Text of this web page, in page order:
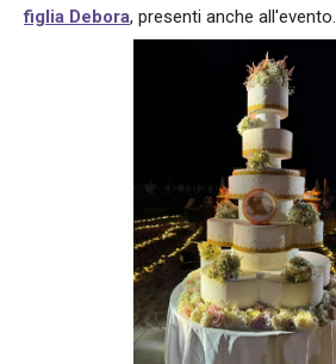
figlia Debora, presenti anche all'evento.